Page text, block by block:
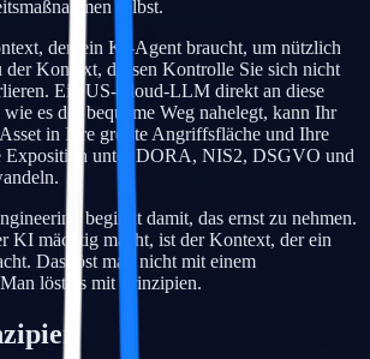
selbst.
den ein KI-Agent braucht, um nützlich
Kontext, dessen Kontrolle Sie sich nicht
Ein US-Cloud-LLM direkt an diese
es der bequeme Weg nahelegt, kann Ihr
in Ihre größte Angriffsfläche und Ihre
Exposition unter DORA, NIS2, DSGVO und
beginnt damit, das ernst zu nehmen.
KI mächtig macht, ist der Kontext, der ein
Das löst man nicht mit einem
löst es mit Prinzipien.